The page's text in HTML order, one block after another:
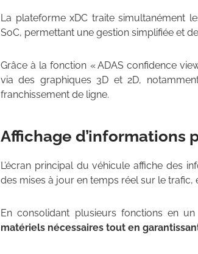
La plateforme xDC traite simultanément
SoC, permettant une gestion simplifiée et
Grâce à la fonction « ADAS confidence
via des graphiques 3D et 2D,
franchissement de ligne.
Affichage d’informations
L’écran principal du véhicule affiche des
des mises à jour en temps réel sur le
En consolidant plusieurs fonctions en
matériels nécessaires tout en